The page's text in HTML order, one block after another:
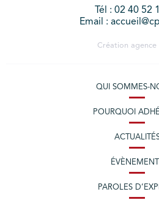
Tél : 02 40 52
Email :
Création agence
QUI SOMMES-
POURQUOI
PAROLES